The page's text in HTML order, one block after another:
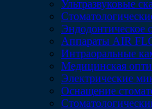
Ультразвуковые
Эндодонтическое
Аппараты AIR
Интраоральные
Медицинская
Электрические
Оснащение